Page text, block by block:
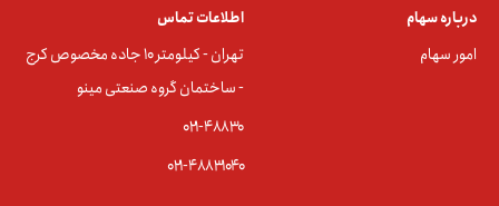
درباره سهام
امور سهام
اطلاعات تماس
تهران - کیلومتر ۱۰ جاده مخصوص کرج
- ساختمان گروه صنعتی مینو
۰۲۱-۴۸۸۳0
۰۲۱-۴۸۸۳۱۰۴۰